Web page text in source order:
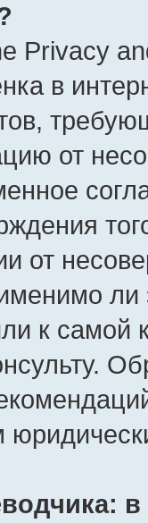
Privacy
в
от
от
ли
к самой